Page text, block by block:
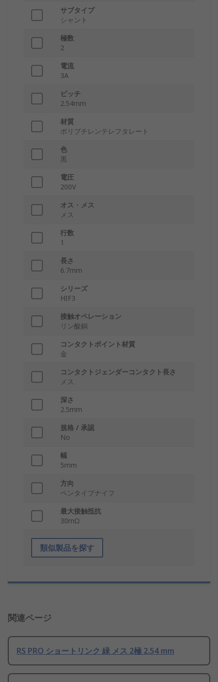
サブタイプ
シャント
極数
2
電流
3A
ピッチ
2.54mm
材質
ポリブチレンテレフタレート
色
黒
電圧
200V
オス・メス
メス
行数
1
長さ
6.7mm
シリーズ
HIF3
接触オペレーション
リン酸銅
コンタクトポイント材質
金
コンタクトジェンダーコンタクト長さ
メス
深さ
2.5mm
規格 / 承認
No
幅
5mm
方向
ペンタイプナイフ
最大接触抵抗
30mΩ
類似製品を探す
関連ページ
RS PRO ショートリンク 緑 メス 2極 2.54 mm